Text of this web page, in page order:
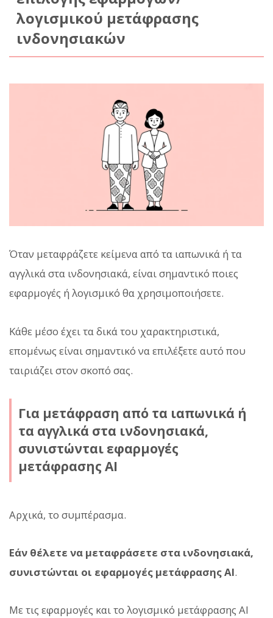
λογισμικού μετάφρασης
ινδονησιακών
Όταν μεταφράζετε κείμενα από τα ιαπωνικά ή τα
αγγλικά στα ινδονησιακά, είναι σημαντικό ποιες
εφαρμογές ή λογισμικό θα χρησιμοποιήσετε.
Κάθε μέσο έχει τα δικά του χαρακτηριστικά,
επομένως είναι σημαντικό να επιλέξετε αυτό που
ταιριάζει στον σκοπό σας.
Για μετάφραση από τα ιαπωνικά ή
τα αγγλικά στα ινδονησιακά,
συνιστώνται εφαρμογές
μετάφρασης AI
Αρχικά, το συμπέρασμα.
Εάν θέλετε να μεταφράσετε στα ινδονησιακά,
συνιστώνται οι εφαρμογές μετάφρασης AI.
Με τις εφαρμογές και το λογισμικό μετάφρασης AI